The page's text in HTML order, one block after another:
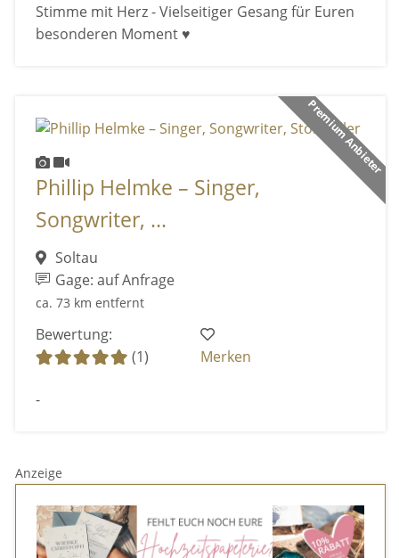
Stimme mit Herz - Vielseitiger Gesang für Euren
besonderen Moment ♥️
Premium Anbieter
Phillip Helmke – Singer,
Songwriter, ...
Soltau
Gage: auf Anfrage
ca. 73 km entfernt
Bewertung:
(1)
Merken
-
Anzeige